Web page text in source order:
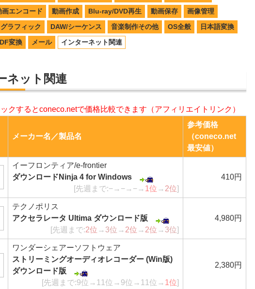
画エンコード 動画作成 Blu-ray/DVD再生 動画保存
画像管理
グラフィック DAW/シーケンス 音楽制作その他 OS全般
日本語変換
変換 メール インターネット関連
ネット関連
クするとconeco.netで価格比較できます（アフィリエイトリンク）
メーカー名／製品名
参考価格
（coneco.net
最安値）
イーフロンティア/e-frontier
ダウンロードNinja 4 for Windows
[先週まで:−→−→−→ 1位 → 2位]
410円
テクノポリス
アクセラレータ Ultima ダウンロード版
[先週まで:2位 → 3位 → 2位 → 2位 → 3位]
4,980円
ワンダーシェアーソフトウェア
ストリーミングオーディオレコーダー (Win版)
ダウンロード版
[先週まで:9位→11位→9位→11位→ 1位]
2,380円